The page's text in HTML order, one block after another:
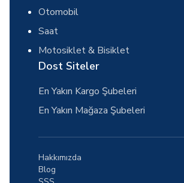
Otomobil
Saat
Motosiklet & Bisiklet
Dost Siteler
En Yakın Kargo Şubeleri
En Yakın Mağaza Şubeleri
Hakkımızda
Blog